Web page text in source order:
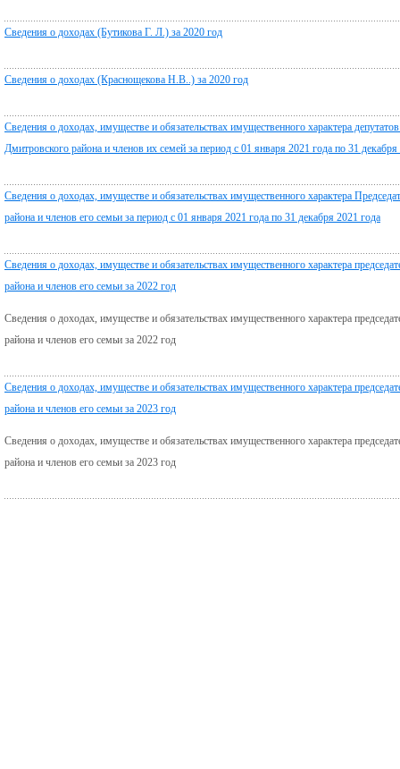
Сведения о доходах (Бутикова Г. Л.) за 2020 год
Сведения о доходах (Краснощекова Н.В..) за 2020 год
Сведения о доходах, имуществе и обязательствах имущественного характера
Дмитровского района и членов их семей за период с 01 января 2021 года по 31 декабря
Сведения о доходах, имуществе и обязательствах имущественного характера
района и членов его семьи за период с 01 января 2021 года по 31 декабря 2021 года
Сведения о доходах, имуществе и обязательствах имущественного характера
района и членов его семьи за 2022 год
Сведения о доходах, имуществе и обязательствах имущественного характера
района и членов его семьи за 2022 год
Сведения о доходах, имуществе и обязательствах имущественного характера
района и членов его семьи за 2023 год
Сведения о доходах, имуществе и обязательствах имущественного характера
района и членов его семьи за 2023 год